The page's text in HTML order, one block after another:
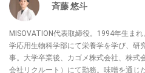
斉藤 悠斗
MISOVATION代表取締役。1994年生ま
学応用生物科学部にて栄養学を学び、研
事。大学卒業後、カゴメ株式会社、株式
会社リクルート）にて勤務。味噌を通じ